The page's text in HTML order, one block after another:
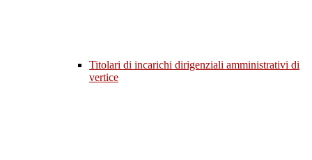
Titolari di incarichi dirigenziali amministrativi di
vertice